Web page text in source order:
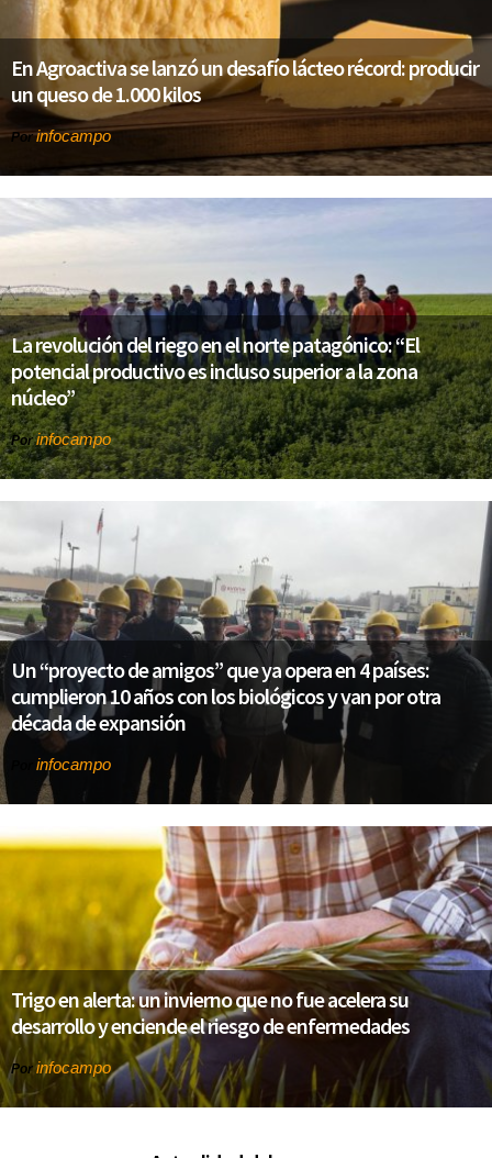
En Agroactiva se lanzó un desafío lácteo récord: producir
un queso de 1.000 kilos
Porinfocampo
La revolución del riego en el norte patagónico: “El
potencial productivo es incluso superior a la zona
núcleo”
Porinfocampo
Un “proyecto de amigos” que ya opera en 4 países:
cumplieron 10 años con los biológicos y van por otra
década de expansión
infocampo
Trigo en alerta: un invierno que no fue acelera su
desarrollo y enciende el riesgo de enfermedades
Por infocampo